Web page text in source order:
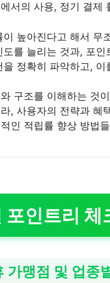
서의 사용, 정기 결제
이 높아진다고 해서 무
도를 늘리는 것과, 포
을 정확히 파악하고,
구조를 이해하는 것
, 사용자의 전략과 혜
인 적립률 향상 방법
포인트리
가맹점 및 업종